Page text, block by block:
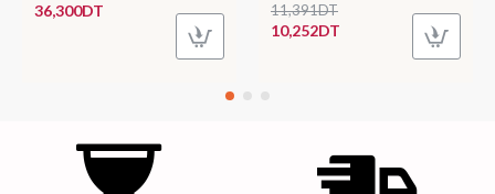
36,300DT
10,252DT
11,391DT